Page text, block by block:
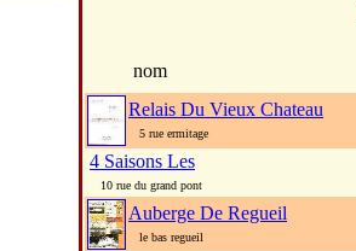
nom
Relais Du Vieux Chateau
5 rue ermitage
4 Saisons Les
10 rue du grand pont
Auberge De Regueil
le bas regueil